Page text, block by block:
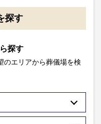
探す
探す
のエリアから葬儀場を検